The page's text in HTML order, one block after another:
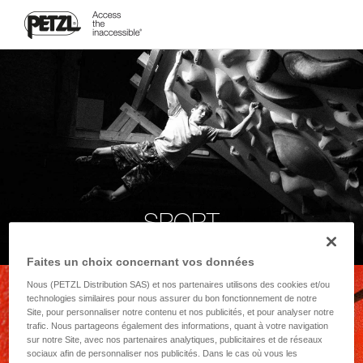
SPORT
Faites un choix concernant vos données
Nous (PETZL Distribution SAS) et nos partenaires utilisons des cookies et/ou
technologies similaires pour nous assurer du bon fonctionnement de notre
Site, pour personnaliser notre contenu et nos publicités, et pour analyser notre
trafic. Nous partageons également des informations, quant à votre navigation
sur notre Site, avec nos partenaires analytiques, publicitaires et de réseaux
sociaux afin de personnaliser nos publicités. Dans le cas où vous les